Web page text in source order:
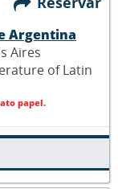
Argentina
Aires
of Latin
papel.